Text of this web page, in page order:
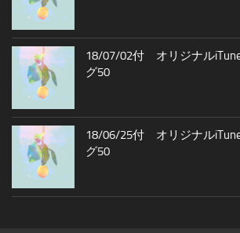
18/07/02付 オリジナル
グ50
18/06/25付 オリジナル
グ50